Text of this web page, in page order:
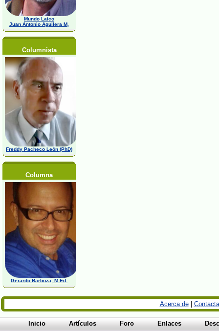
Mundo Laico
Juan Antonio Aguilera M,
Columnista
Freddy Pacheco León (PhD)
Columna
Gerardo Barboza, M.Ed.
Acerca de|
Inicio Artículos Foro Enlaces